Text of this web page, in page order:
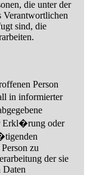
die unter der
Verantwortlichen
sind, die
Person
in informierter
Erkl�rung oder
zu
der sie
Daten